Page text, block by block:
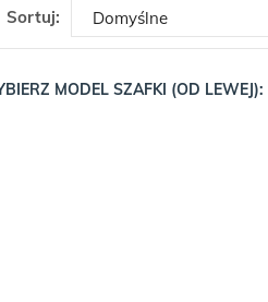
Sortuj:
MODEL SZAFKI (OD LEWEJ):